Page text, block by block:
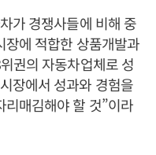
가 경쟁사들에 비해 중
에 적합한 상품개발과
권의 자동차업체로 성
장에서 성과와 경험을
매김해야 할 것”이라